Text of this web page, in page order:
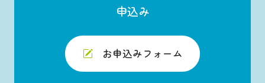
申込み
お申込みフォーム